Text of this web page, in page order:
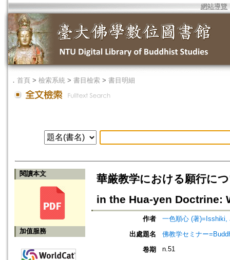
網站導覽
． 首頁 > 檢索系統 > 書目檢索 > 書目明細
閱讀本文
加值服務
華厳教学における願行に
in the Hua-yen Doctrine:
作者
一色順心 (著)=Isshiki,
出處題名
佛教学セミナー
卷期
n.51